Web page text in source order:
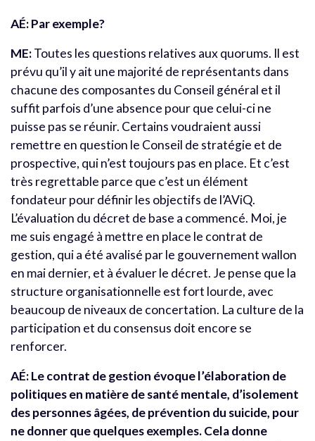
AÉ: Par exemple?
ME:Toutes les questions relatives aux quorums. Il est
prévu qu’il y ait une majorité de représentants dans
chacune des composantes du Conseil général et il
suffit parfois d’une absence pour que celui-ci ne
puisse pas se réunir. Certains voudraient aussi
remettre en question le Conseil de stratégie et de
prospective, qui n’est toujours pas en place. Et c’est
très regrettable parce que c’est un élément
fondateur pour définir les objectifs de l’AViQ.
L’évaluation du décret de base a commencé. Moi, je
me suis engagé à mettre en place le contrat de
gestion, qui a été avalisé par le gouvernement wallon
en mai dernier, et à évaluer le décret. Je pense que la
structure organisationnelle est fort lourde, avec
beaucoup de niveaux de concertation. La culture de la
participation et du consensus doit encore se
renforcer.
AÉ:Le contrat de gestion évoque l’élaboration de
politiques en matière de santé mentale, d’isolement
des personnes âgées, de prévention du suicide, pour
ne donner que quelques exemples. Cela donne